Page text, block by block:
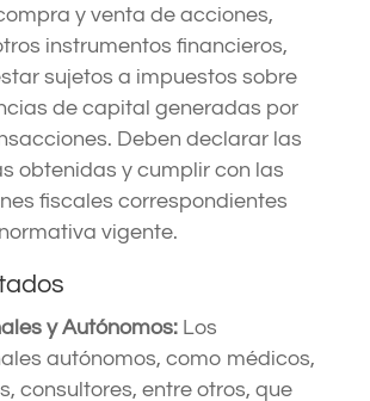
y venta de acciones,
instrumentos financieros,
sujetos a impuestos sobre
de capital generadas por
Deben declarar las
obtenidas y cumplir con las
fiscales correspondientes
vigente.
y Autónomos:Los
autónomos, como médicos,
consultores, entre otros, que